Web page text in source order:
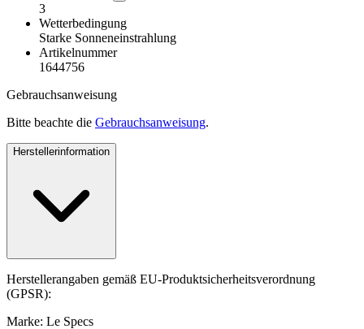
3
Wetterbedingung
Starke Sonneneinstrahlung
Artikelnummer
1644756
Gebrauchsanweisung
Bitte beachte die Gebrauchsanweisung.
Herstellerinformation
Herstellerangaben gemäß EU-Produktsicherheitsverordnung
(GPSR):
Marke: Le Specs